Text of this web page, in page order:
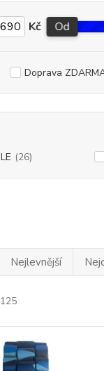
Kč Od
Doprava
(26)
Nejlevnější